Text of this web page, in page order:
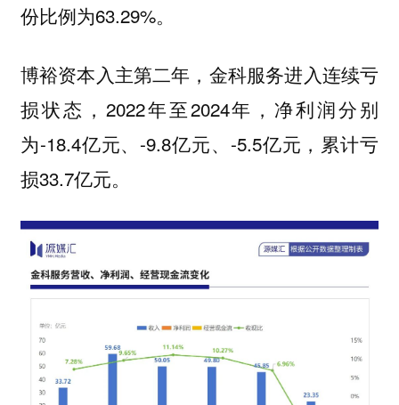
份比例为63.29%。
博裕资本入主第二年，金科服务进入连续亏
损状态，2022年至2024年，净利润分别
为-18.4亿元、-9.8亿元、-5.5亿元，累计亏
损33.7亿元。